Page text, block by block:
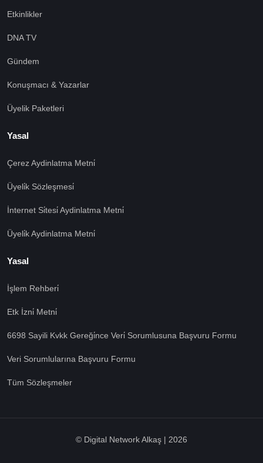
Etkinlikler
DNA TV
Gündem
Konuşmacı & Yazarlar
Üyelik Paketleri
Yasal
Çerez Aydinlatma Metni̇
Üyeli̇k Sözleşmesi̇
İnternet Si̇tesi̇ Aydinlatma Metni̇
Üyeli̇k Aydinlatma Metni̇
Yasal
İşlem Rehberi̇
Etk İzni̇ Metni̇
6698 Sayili Kvkk Gereği̇nce Veri̇ Sorumlusuna Başvuru Formu
Veri Sorumlularına Başvuru Formu
Tüm Sözleşmeler
© Digital Network Alkaş | 2026
şekilde çerezler kullanmaktayız. Çerezleri nasıl
inceleyebilirsiniz Bu siteye giriş yaparak çerez
Tümü Red